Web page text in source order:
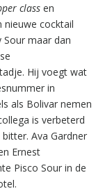
classen
nieuwe cocktail
Sour maar dan
Hij voegt wat
in
als Bolivar nemen
is verbeterd
Ava Gardner
Ernest
Pisco Sour in de